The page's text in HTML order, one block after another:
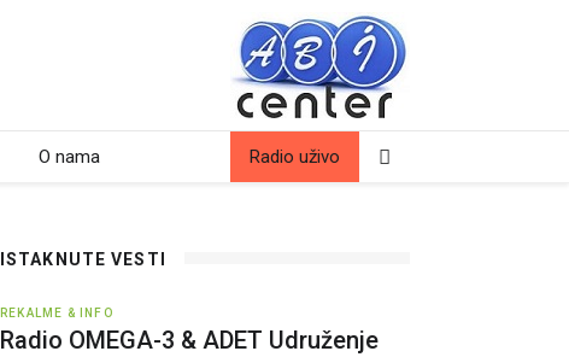
O nama Radio uživo
ISTAKNUTE VESTI
REKALME & INFO
Radio OMEGA-3 & ADET Udruženje